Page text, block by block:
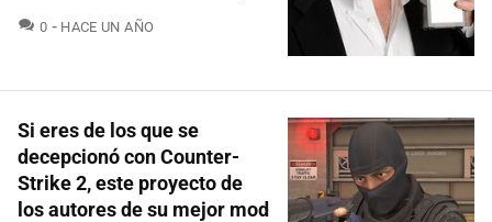
0 COMENTARIOS
HACE UN AÑO
Si eres de los que se
decepcionó con Counter-
Strike 2, este proyecto de
los autores de su mejor mod